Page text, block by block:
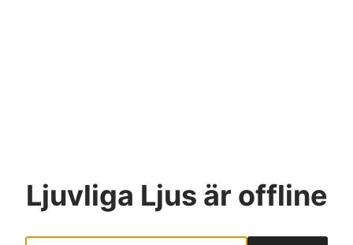
Ljuvliga Ljus är offline